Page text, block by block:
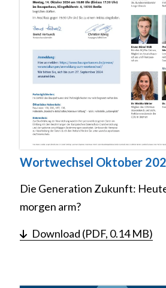
Wortwechsel Oktober
Die Generation Zukunft:
morgen arm?
Download (PDF, 0.14 MB)